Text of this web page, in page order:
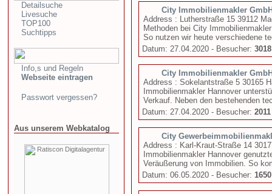
Detailsuche
Livesuche
TOP100
Suchtipps
Info,s und Regeln
Webseite eintragen
Passwort vergessen?
Aus unserem Webkatalog
City Immobilienmakler
Address : Lutherstraße 15 39112
Methoden bei City
So nutzen wir heute verschiedene
Datum: 27.04.2020 - Besucher: 3018
City Immobilienmakler
Address : Sokelantstraße 5 30165
Immobilienmakler Hannover
Verkauf. Neben den bestehenden
Datum: 27.04.2020 - Besucher: 2011
City
Address : Karl-Kraut-Straße 14
Immobilienmakler Hannover
Veräußerung von Immobilien. So
Datum: 06.05.2020 - Besucher: 1650